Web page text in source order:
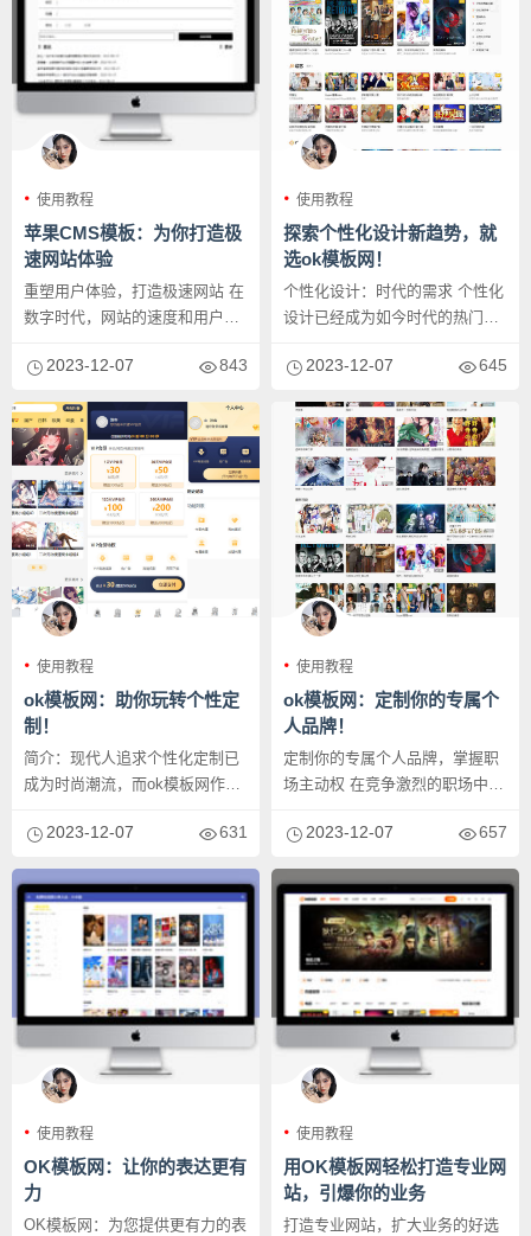
使用教程
苹果CMS模板：为你打造极
速网站体验
重塑用户体验，打造极速网站 在
数字时代，网站的速度和用户体
优...2023-12-07 843
使用教程
探索个性化设计新趋势，就
选ok模板网！
个性化设计：时代的需求 个性化
设计已经成为如今时代的热门趋
们希...2023-12-07 645
使用教程
ok模板网：助你玩转个性定
制！
简介：现代人追求个性化定制已
成为时尚潮流，而ok模板网作为
为用...2023-12-07 631
使用教程
ok模板网：定制你的专属个
人品牌！
定制你的专属个人品牌，掌握职
场主动权 在竞争激烈的职场中，
职...2023-12-07 657
使用教程
OK模板网：让你的表达更有
力
OK模板网：为您提供更有力的表
使用教程
用OK模板网轻松打造专业网
站，引爆你的业务
打造专业网站，扩大业务的好选